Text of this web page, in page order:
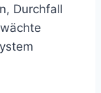
Durchfall